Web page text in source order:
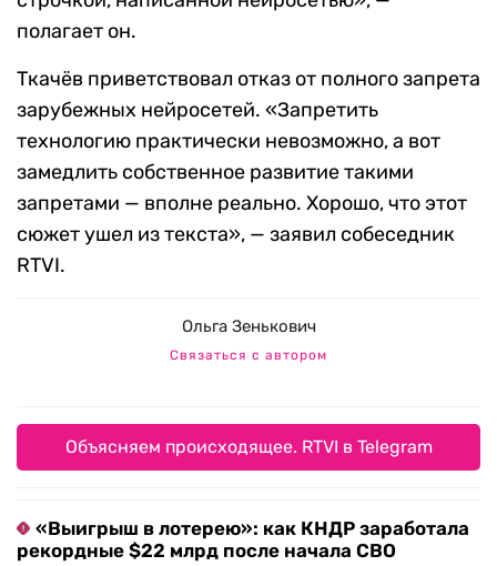
полагает он.
Ткачёв приветствовал отказ от полного запрета
зарубежных нейросетей. «Запретить
технологию практически невозможно, а вот
замедлить собственное развитие такими
запретами — вполне реально. Хорошо, что этот
сюжет ушел из текста», — заявил собеседник
RTVI.
Ольга Зенькович
Связаться с автором
Объясняем происходящее. RTVI в Telegram
«Выигрыш в лотерею»: как КНДР заработала
рекордные $22 млрд после начала СВО